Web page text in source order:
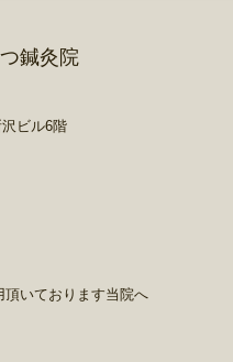
鍼灸院
ビル6階
いております当院へ